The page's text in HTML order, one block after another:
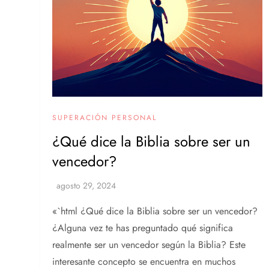
SUPERACIÓN PERSONAL
¿Qué dice la Biblia sobre ser un
vencedor?
«`html ¿Qué dice la Biblia sobre ser un vencedor?
¿Alguna vez te has preguntado qué significa
realmente ser un vencedor según la Biblia? Este
interesante concepto se encuentra en muchos